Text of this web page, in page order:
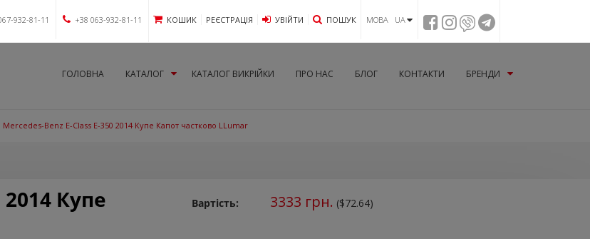
932-81-11 +38 063-932-81-11 КОШИК РЕЄСТРАЦІЯ УВIЙТИ ПОШУК МОВА UA
ГОЛОВНА КАТАЛОГ КАТАЛОГ ВИКРІЙКИ ПРО НАС БЛОГ КОНТАКТИ БРЕНДИ
Mercedes-Benz E-Class E-350 2014 Купе Капот частково LLumar
2014 Купе
Вартість: 3333 грн. ($72.64)